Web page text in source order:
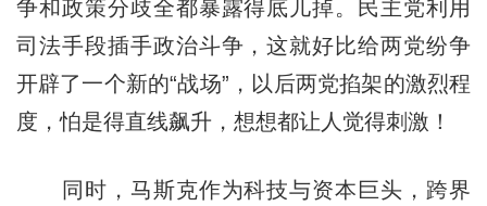
争和政策分歧全都暴露得底儿掉。民主党利用
司法手段插手政治斗争，这就好比给两党纷争
开辟了一个新的“战场”，以后两党掐架的激烈程
度，怕是得直线飙升，想想都让人觉得刺激！
同时，马斯克作为科技与资本巨头，跨界